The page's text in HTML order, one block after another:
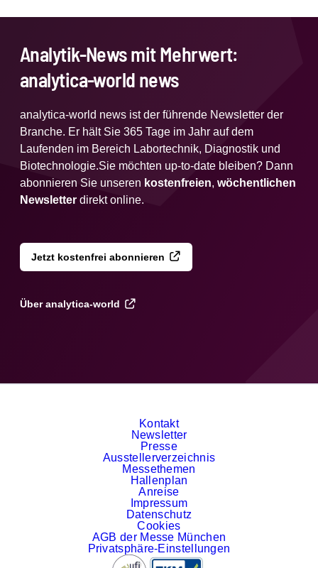
Analytik-News mit Mehrwert:
analytica-world news
analytica-world news ist der führende Newsletter der
Branche. Er hält Sie 365 Tage im Jahr auf dem
Laufenden im Bereich Labortechnik, Diagnostik und
Biotechnologie.Sie möchten up-to-date bleiben? Dann
abonnieren Sie unseren kostenfreien, wöchentlichen
Newsletter direkt online.
Jetzt kostenfrei abonnieren
Über analytica-world
Kontakt
Newsletter
Presse
Ausstellerverzeichnis
Messethemen
Hallenplan
Anreise
Impressum
Datenschutz
Cookies
AGB der Messe München
Privatsphäre-Einstellungen